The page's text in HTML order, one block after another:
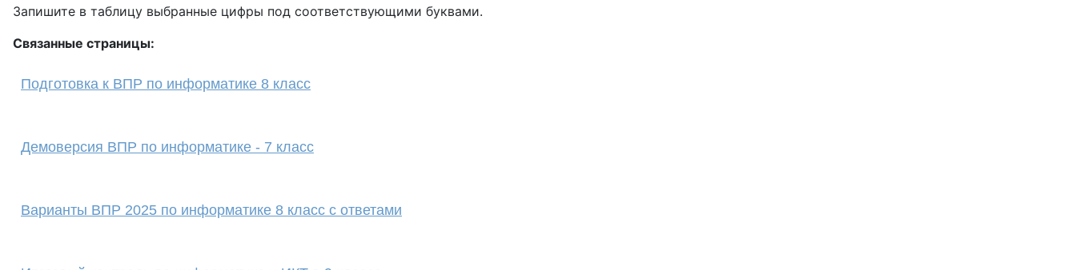
Запишите в таблицу выбранные цифры под соответствующими буквами.
Связанные страницы:
Подготовка к ВПР по информатике 8 класс
Демоверсия ВПР по информатике - 7 класс
Варианты ВПР 2025 по информатике 8 класс с ответами